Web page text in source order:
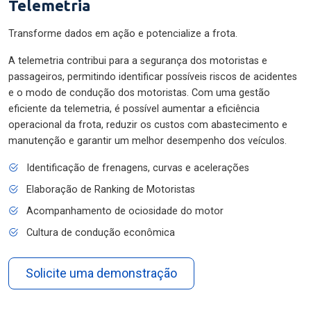
Telemetria
Transforme dados em ação e potencialize a frota.
A telemetria contribui para a segurança dos motoristas e
passageiros, permitindo identificar possíveis riscos de acidentes
e o modo de condução dos motoristas. Com uma gestão
eficiente da telemetria, é possível aumentar a eficiência
operacional da frota, reduzir os custos com abastecimento e
manutenção e garantir um melhor desempenho dos veículos.
Identificação de frenagens, curvas e acelerações
Elaboração de Ranking de Motoristas
Acompanhamento de ociosidade do motor
Cultura de condução econômica
Solicite uma demonstração